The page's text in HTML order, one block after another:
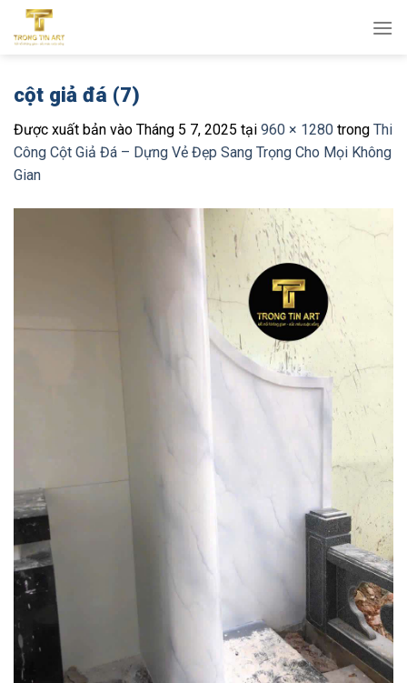
qua
cột giả đá (7)
Được xuất bản vào Tháng 5 7, 2025 tại 960 × 1280 trong Thi
Công Cột Giả Đá – Dựng Vẻ Đẹp Sang Trọng Cho Mọi Không
Gian